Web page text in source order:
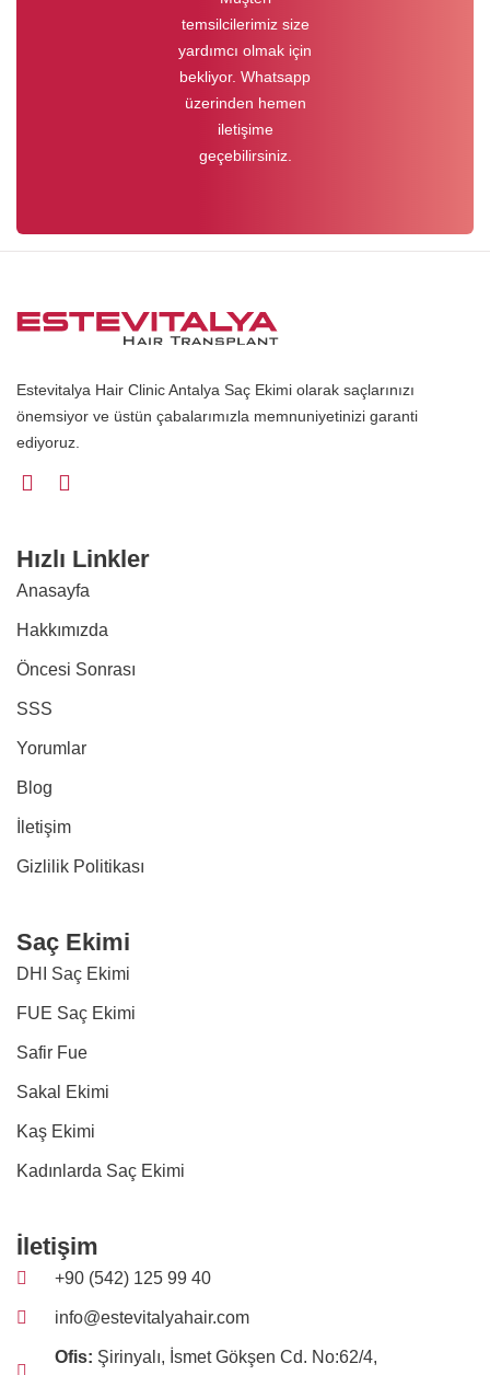
temsilcilerimiz size
yardımcı olmak için
bekliyor. Whatsapp
üzerinden hemen
iletişime
geçebilirsiniz.
Estevitalya Hair Clinic Antalya Saç Ekimi olarak saçlarınızı
önemsiyor ve üstün çabalarımızla memnuniyetinizi garanti
ediyoruz.
Hızlı Linkler
Anasayfa
Hakkımızda
Öncesi Sonrası
SSS
Yorumlar
Blog
İletişim
Gizlilik Politikası
Saç Ekimi
DHI Saç Ekimi
FUE Saç Ekimi
Safir Fue
Sakal Ekimi
Kaş Ekimi
Kadınlarda Saç Ekimi
İletişim
+90 (542) 125 99 40
info@estevitalyahair.com
Ofis: Şirinyalı, İsmet Gökşen Cd. No:62/4,